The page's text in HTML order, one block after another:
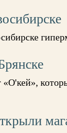
«О'кей»,